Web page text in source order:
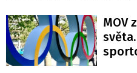
utrpělo při explozi různěMOV